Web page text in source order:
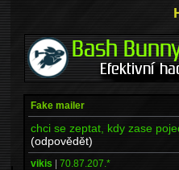
Fake mailer
chci se zeptat, kdy zase
(odpovědět)
vikis | 70.87.207.*